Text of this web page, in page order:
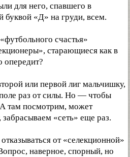
для него, спавшего в
буквой «Д» на груди, всем.
счастья»
старающиеся как в
опередит?
или первой лиг мальчишку,
раз от силы. Но — чтобы
А там посмотрим, может
«сеть» еще раз.
от «селекционной»
наверное, спорный, но